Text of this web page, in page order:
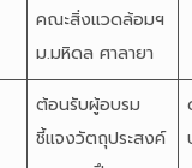
คณะสิ่งแวดล้อมฯ
ม.มหิดล ศาลายา
ต้อนรับผู้อบรม
ชี้แจงวัตถุประสงค์